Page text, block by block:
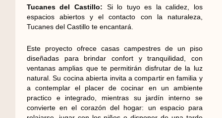
Tucanes del Castillo: Si lo tuyo es la calidez, los
espacios abiertos y el contacto con la naturaleza,
Tucanes del Castillo te encantará.
Este proyecto ofrece casas campestres de un piso
diseñadas para brindar confort y tranquilidad, con
ventanas amplias que te permitirán disfrutar de la luz
natural. Su cocina abierta invita a compartir en familia y
a contemplar el placer de cocinar en un ambiente
practico e integrado, mientras su jardín interno se
convierte en el corazón del hogar: un espacio para